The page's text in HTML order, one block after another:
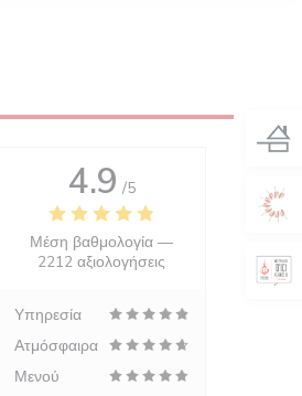
4.9 /5
Μέση βαθμολογία —
2212 αξιολογήσεις
Υπηρεσία
Ατμόσφαιρα
Μενού